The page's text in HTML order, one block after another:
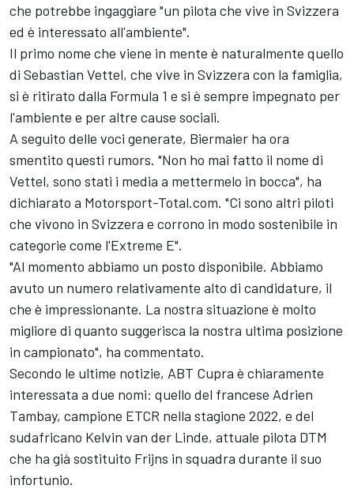
che potrebbe ingaggiare "un pilota che vive in Svizzera
ed è interessato all'ambiente".
Il primo nome che viene in mente è naturalmente quello
di Sebastian Vettel, che vive in Svizzera con la famiglia,
si è ritirato dalla Formula 1 e si è sempre impegnato per
l'ambiente e per altre cause sociali.
A seguito delle voci generate, Biermaier ha ora
smentito questi rumors. "Non ho mai fatto il nome di
Vettel, sono stati i media a mettermelo in bocca", ha
dichiarato a Motorsport-Total.com. "Ci sono altri piloti
che vivono in Svizzera e corrono in modo sostenibile in
categorie come l'Extreme E".
"Al momento abbiamo un posto disponibile. Abbiamo
avuto un numero relativamente alto di candidature, il
che è impressionante. La nostra situazione è molto
migliore di quanto suggerisca la nostra ultima posizione
in campionato", ha commentato.
Secondo le ultime notizie, ABT Cupra è chiaramente
interessata a due nomi: quello del francese Adrien
Tambay, campione ETCR nella stagione 2022, e del
sudafricano Kelvin van der Linde, attuale pilota DTM
che ha già sostituito Frijns in squadra durante il suo
infortunio.